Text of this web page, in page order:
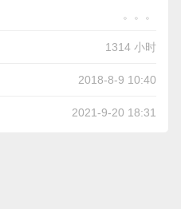
。。。
1314 小时
2018-8-9 10:40
2021-9-20 18:31